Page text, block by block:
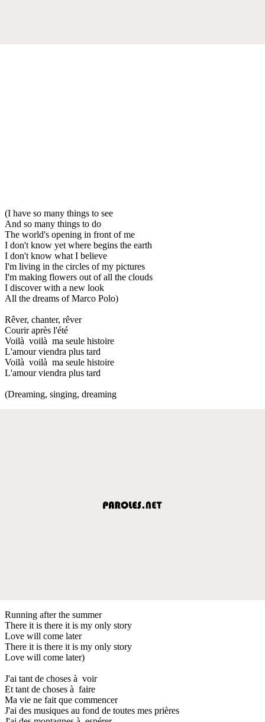
(I have so many things to see
And so many things to do
The world's opening in front of me
I don't know yet where begins the earth
I don't know what I believe
I'm living in the circles of my pictures
I'm making flowers out of all the clouds
I discover with a new look
All the dreams of Marco Polo)
Rêver, chanter, rêver
Courir après l'été
Voilà voilà ma seule histoire
L'amour viendra plus tard
Voilà voilà ma seule histoire
L'amour viendra plus tard
(Dreaming, singing, dreaming
Running after the summer
There it is there it is my only story
Love will come later
There it is there it is my only story
Love will come later)
J'ai tant de choses à voir
Et tant de choses à faire
Ma vie ne fait que commencer
J'ai des musiques au fond de toutes mes prières